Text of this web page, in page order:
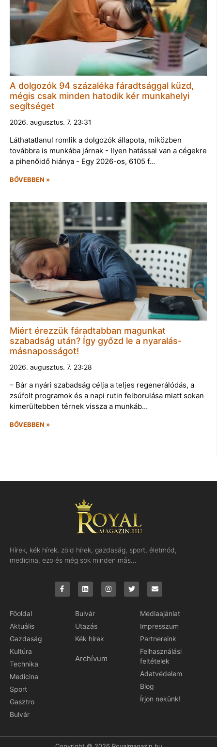
A dolgozók 94 százaléka fáradtsággal küzd,
mégis csak minden hatodik kér munkahelyi
segítséget
2026. augusztus. 7. 23:31
Láthatatlanul romlik a dolgozók állapota, miközben
továbbra is munkába járnak - Ilyen hatással van a cégekre
a pihenőidő hiánya - Egy 2026-os, 6105 f…
BŐVEBBEN »
Miért érezzük fáradtabban magunkat
szabadság után? Így győzd le a nyaralás-
másnaposságot!
2026. augusztus. 7. 23:28
– Bár a nyári szabadság célja a teljes regenerálódás, a
zsúfolt programok és a napi rutin felborulása miatt sokan
kimerültebben térnek vissza a munkáb…
BŐVEBBEN »
Hírek, kék hírek, zöld hírek, gazdaság, sport, életmód,
medicina, ezo és még sok minden más…
Főoldal
Aktuális
Gazdaság
Kultúra
Technika
Medicina
Sport
Gasztro
Bulvár
Bulvár
Utazás
Kék hírek
Archívum
Médiaajánlat
Impresszum
Partnereink
Felhasználási
feltételek
Adatvédelem
Blog
Írjon nekünk!